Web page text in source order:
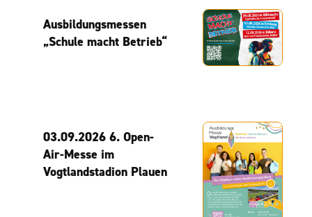
Ausbildungsmessen
„Schule macht Betrieb“
03.09.2026 6. Open-
Air-Messe im
Vogtlandstadion Plauen